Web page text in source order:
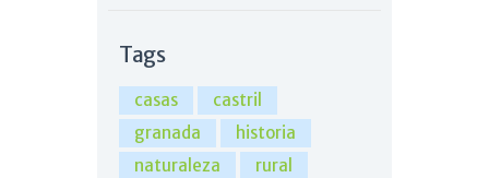
Tags
casas
castril
granada
historia
naturaleza
rural